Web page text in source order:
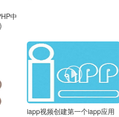
中

iapp视频创建第一个iapp应用